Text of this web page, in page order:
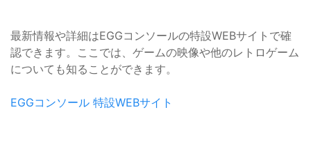
最新情報や詳細はEGGコンソールの特設WEBサイトで確
認できます。ここでは、ゲームの映像や他のレトロゲーム
についても知ることができます。
EGGコンソール 特設WEBサイト